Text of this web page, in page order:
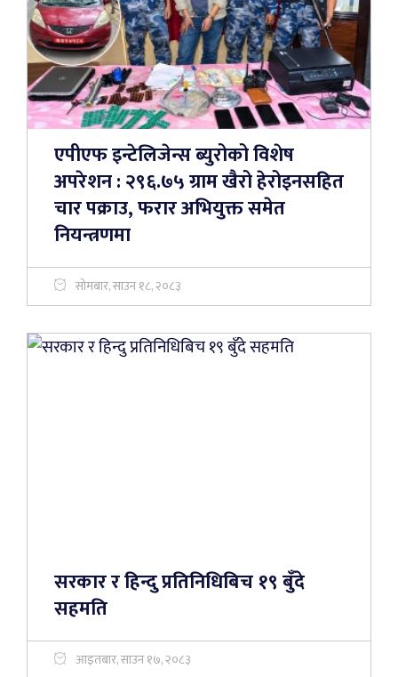
एपीएफ इन्टेलिजेन्स ब्युरोको विशेष
अपरेशन : २९६.७५ ग्राम खैरो हेरोइनसहित
चार पक्राउ, फरार अभियुक्त समेत
नियन्त्रणमा
सोमबार, साउन १८, २०८३
सरकार र हिन्दु प्रतिनिधिबिच १९ बुँदे
सहमति
आइतबार, साउन १७, २०८३